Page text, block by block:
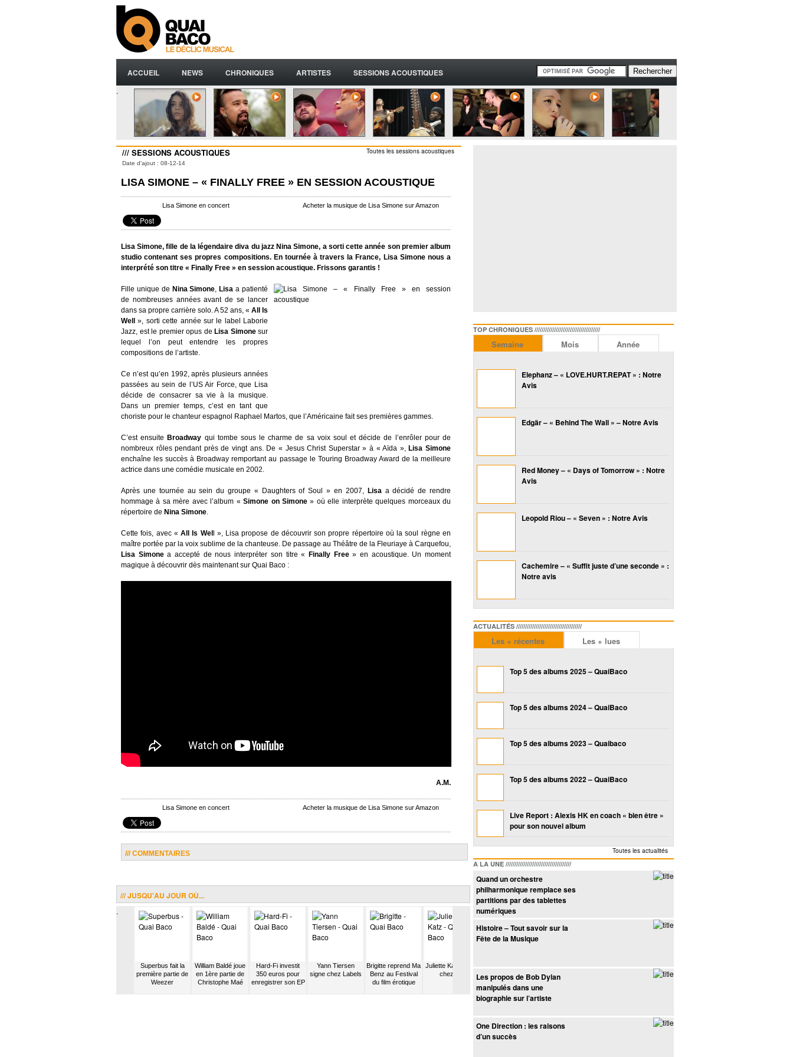
ACCUEIL NEWS CHRONIQUES ARTISTES SESSIONS ACOUSTIQUES
.
/// SESSIONS ACOUSTIQUES Toutes les sessions acoustiques
Date d'ajout : 08-12-14
LISA SIMONE – « FINALLY FREE » EN SESSION ACOUSTIQUE
Lisa Simone en concert Acheter la musique de Lisa Simone sur Amazon
Lisa Simone, fille de la légendaire diva du jazz Nina Simone, a sorti cette année son premier album
studio contenant ses propres compositions. En tournée à travers la France, Lisa Simone nous a
interprété son titre « Finally Free » en session acoustique. Frissons garantis !
Fille unique de Nina Simone, Lisa a patienté
de nombreuses années avant de se lancer
dans sa propre carrière solo. A 52 ans, « All Is
Well
», sorti cette année sur le label Laborie
Jazz, est le premier opus de Lisa Simonesur
lequel l’on peut entendre les propres
compositions de l’artiste.
Ce n’est qu’en 1992, après plusieurs années
passées au sein de l’US Air Force, que Lisa
décide de consacrer sa vie à la musique.
Dans un premier temps, c’est en tant que
choriste pour le chanteur espagnol Raphael Martos, que l’Américaine fait ses premières gammes.
C’est ensuite Broadway qui tombe sous le charme de sa voix soul et décide de l’enrôler pour de
nombreux rôles pendant près de vingt ans. De « Jesus Christ Superstar » à « Aïda », Lisa Simone
enchaîne les succès à Broadway remportant au passage le Touring Broadway Award de la meilleure
actrice dans une comédie musicale en 2002.
Après une tournée au sein du groupe « Daughters of Soul » en 2007, Lisaa décidé de rendre
hommage à sa mère avec l’album «Simone on Simone» où elle interprète quelques morceaux du
répertoire de Nina Simone.
Cette fois, avec «All Is Wel
l », Lisa propose de découvrir son propre répertoire où la soul règne en
maître portée par la voix sublime de la chanteuse. De passage au Théâtre de la Fleuriaye à Carquefou,
Lisa Simonea accepté de nous interpréter son titre « Finally Free» en acoustique. Un moment
magique à découvrir dès maintenant sur Quai Baco :
A.M.
Lisa Simone en concert Acheter la musique de Lisa Simone sur Amazon
/// COMMENTAIRES
/// JUSQU'AU JOUR OÙ...
.
Superbus fait la
première partie de
Weezer
William Baldé joue
en 1ère partie de
Christophe Maé
Hard-Fi investit
350 euros pour
enregistrer son EP
Yann Tiersen
signe chez Labels
Brigitte reprend Ma
Benz au Festival
du film érotique
Juliette Katz signe
chez AZ
chante ses
chansons à Adam
Yauch
One Woman Song
s’initie à la guitare
TOP CHRONIQUES /////////////////////////////////////
Semaine Mois Année
Elephanz – « LOVE.HURT.REPAT » : Notre
Avis
Edgär – « Behind The Wall » – Notre Avis
Red Money – « Days of Tomorrow » : Notre
Avis
Leopold Riou – « Seven » : Notre Avis
Cachemire – « Suffit juste d’une seconde » :
Notre avis
ACTUALITÉS /////////////////////////////////////
Les + récentes Les + lues
Top 5 des albums 2025 – QuaiBaco
Top 5 des albums 2024 – QuaiBaco
Top 5 des albums 2023 – Quaibaco
Top 5 des albums 2022 – QuaiBaco
Live Report : Alexis HK en coach « bien être »
pour son nouvel album
Toutes les actualités
A LA UNE /////////////////////////////////////
Quand un orchestre
philharmonique remplace ses
partitions par des tablettes
numériques
Histoire – Tout savoir sur la
Fête de la Musique
Les propos de Bob Dylan
manipulés dans une
biographie sur l’artiste
One Direction : les raisons
d’un succès